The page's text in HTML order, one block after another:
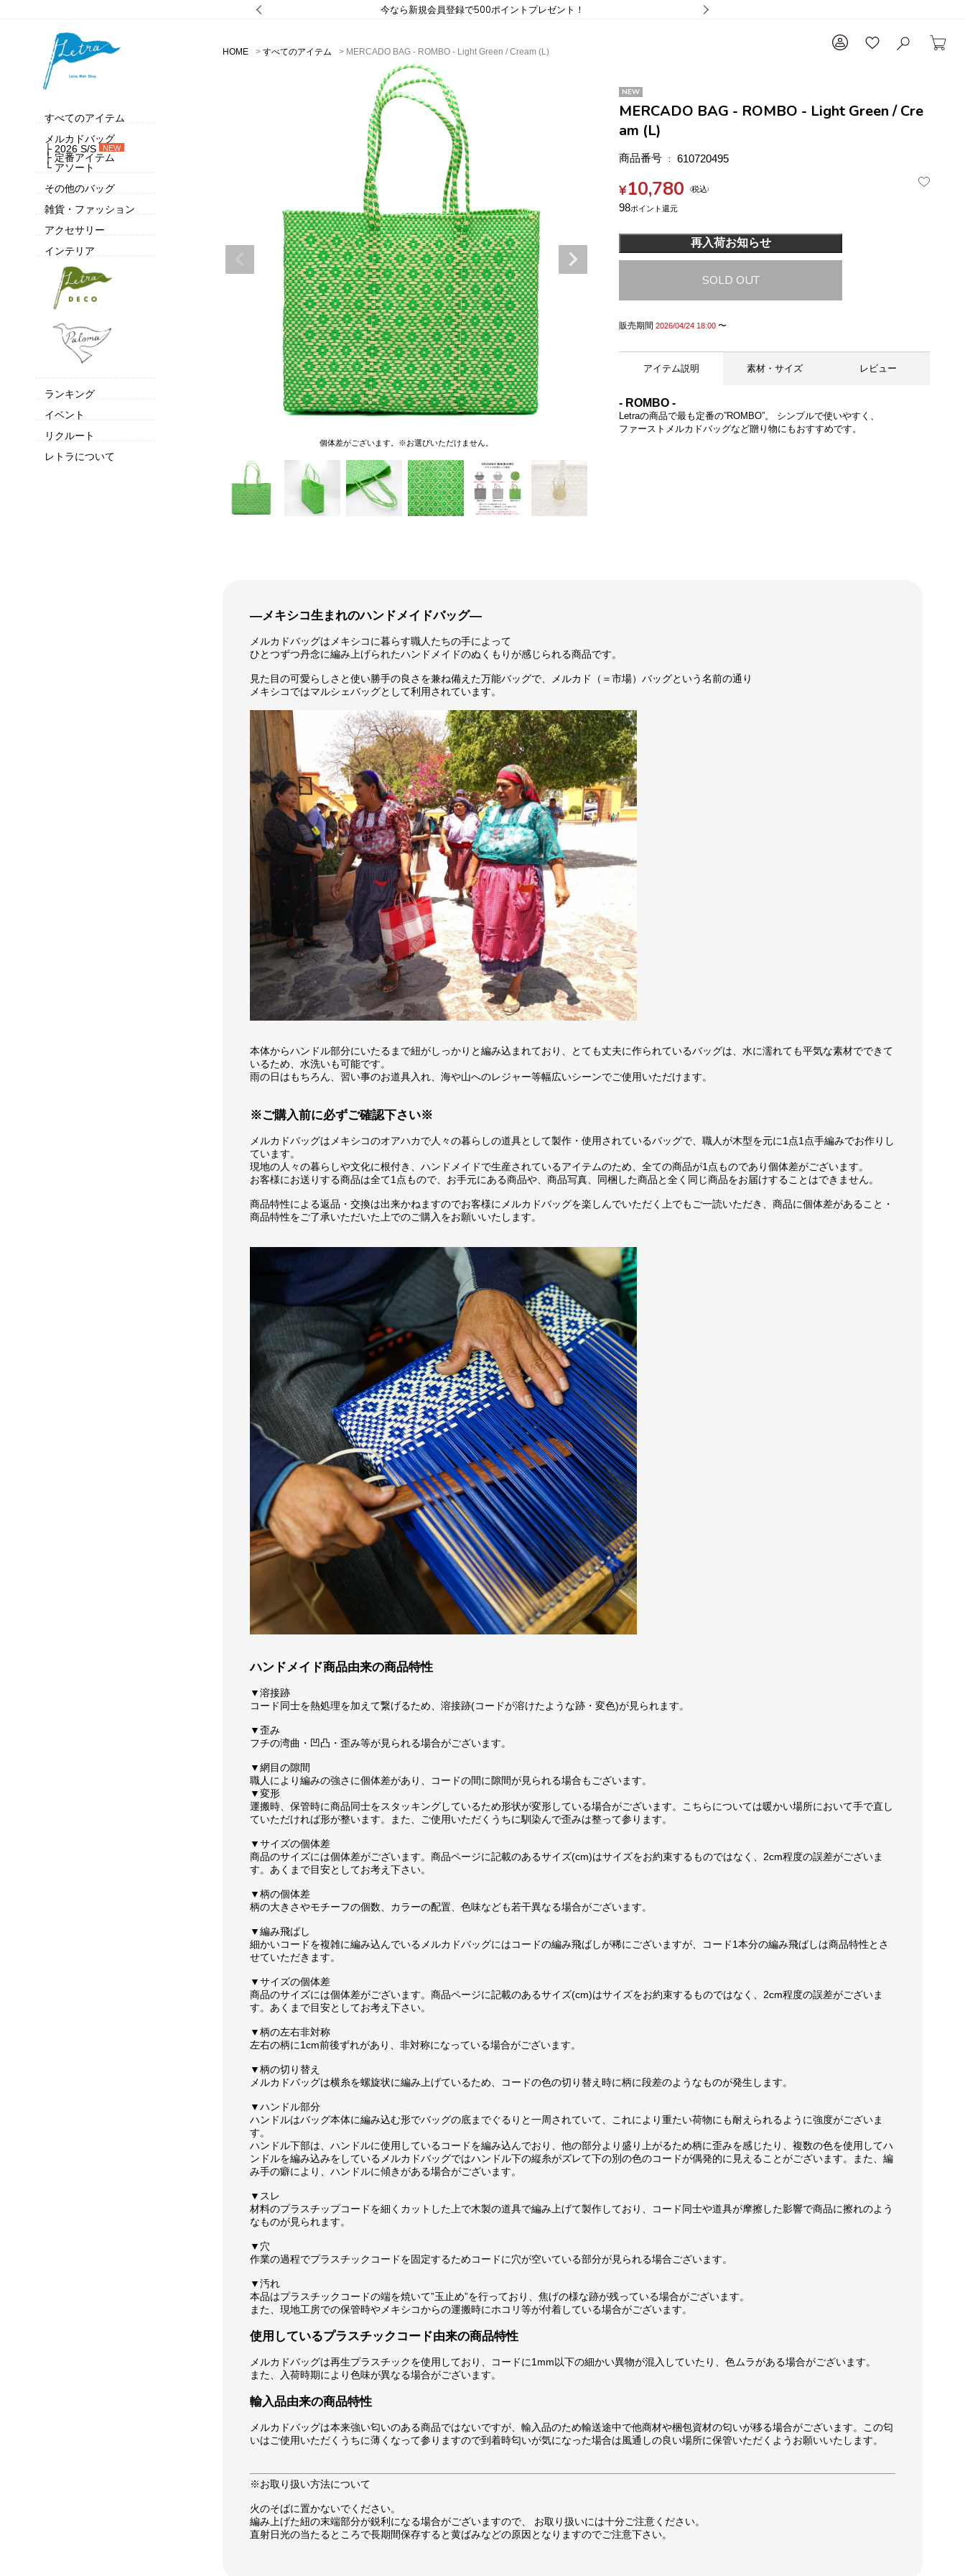
今なら新規会員登録で500ポイントプレゼント！
すべてのアイテム
メルカドバッグ
├ 2026 S/S
NEW
├ 定番アイテム
└ アソート
その他のバッグ
雑貨・ファッション
アクセサリー
インテリア
ランキング
イベント
リクルート
レトラについて
HOME すべてのアイテム MERCADO BAG - ROMBO - Light Green / Cream (L)
個体差がございます。※お選びいただけません。
NEW
MERCADO BAG - ROMBO - Light Green / Cre
am (L)
商品番号 610720495
¥10,780 税込
98
再入荷お知らせ
SOLD OUT
販売期間 2026/04/24 18:00 〜
アイテム説明 素材・サイズ レビュー
- ROMBO -
Letraの商品で最も定番の”ROMBO”。 シンプルで使いやすく、
ファーストメルカドバッグなど贈り物にもおすすめです。
―メキシコ生まれのハンドメイドバッグ―
メルカドバッグはメキシコに暮らす職人たちの手によって
ひとつずつ丹念に編み上げられたハンドメイドのぬくもりが感じられる商品です。
見た目の可愛らしさと使い勝手の良さを兼ね備えた万能バッグで、メルカド（＝市場）バッグという名前の通り
メキシコではマルシェバッグとして利用されています。
本体からハンドル部分にいたるまで紐がしっかりと編み込まれており、とても丈夫に作られているバッグは、水に濡れても平気な素材でできて
いるため、水洗いも可能です。
雨の日はもちろん、習い事のお道具入れ、海や山へのレジャー等幅広いシーンでご使用いただけます。
※ご購入前に必ずご確認下さい※
メルカドバッグはメキシコのオアハカで人々の暮らしの道具として製作・使用されているバッグで、職人が木型を元に1点1点手編みでお作りし
ています。
現地の人々の暮らしや文化に根付き、ハンドメイドで生産されているアイテムのため、全ての商品が1点ものであり個体差がございます。
お客様にお送りする商品は全て1点もので、お手元にある商品や、商品写真、同梱した商品と全く同じ商品をお届けすることはできません。
商品特性による返品・交換は出来かねますのでお客様にメルカドバッグを楽しんでいただく上でもご一読いただき、商品に個体差があること・
商品特性をご了承いただいた上でのご購入をお願いいたします。
ハンドメイド商品由来の商品特性
▼溶接跡
コード同士を熱処理を加えて繋げるため、溶接跡(コードが溶けたような跡・変色)が見られます。
▼歪み
フチの湾曲・凹凸・歪み等が見られる場合がございます。
▼網目の隙間
職人により編みの強さに個体差があり、コードの間に隙間が見られる場合もございます。
▼変形
運搬時、保管時に商品同士をスタッキングしているため形状が変形している場合がございます。こちらについては暖かい場所において手で直し
ていただければ形が整います。また、ご使用いただくうちに馴染んで歪みは整って参ります。
▼サイズの個体差
商品のサイズには個体差がございます。商品ページに記載のあるサイズ(cm)はサイズをお約束するものではなく、2cm程度の誤差がございま
す。あくまで目安としてお考え下さい。
▼柄の個体差
柄の大きさやモチーフの個数、カラーの配置、色味なども若干異なる場合がございます。
▼編み飛ばし
細かいコードを複雑に編み込んでいるメルカドバッグにはコードの編み飛ばしが稀にございますが、コード1本分の編み飛ばしは商品特性とさ
せていただきます。
▼サイズの個体差
商品のサイズには個体差がございます。商品ページに記載のあるサイズ(cm)はサイズをお約束するものではなく、2cm程度の誤差がございま
す。あくまで目安としてお考え下さい。
▼柄の左右非対称
左右の柄に1cm前後ずれがあり、非対称になっている場合がございます。
▼柄の切り替え
メルカドバッグは横糸を螺旋状に編み上げているため、コードの色の切り替え時に柄に段差のようなものが発生します。
▼ハンドル部分
ハンドルはバッグ本体に編み込む形でバッグの底までぐるりと一周されていて、これにより重たい荷物にも耐えられるように強度がございま
す。
ハンドル下部は、ハンドルに使用しているコードを編み込んでおり、他の部分より盛り上がるため柄に歪みを感じたり、複数の色を使用してハ
ンドルを編み込みをしているメルカドバッグではハンドル下の縦糸がズレて下の別の色のコードが偶発的に見えることがございます。また、編
み手の癖により、ハンドルに傾きがある場合がございます。
▼スレ
材料のプラスチップコードを細くカットした上で木製の道具で編み上げて製作しており、コード同士や道具が摩擦した影響で商品に擦れのよう
なものが見られます。
▼穴
作業の過程でプラスチックコードを固定するためコードに穴が空いている部分が見られる場合ございます。
▼汚れ
本品はプラスチックコードの端を焼いて”玉止め”を行っており、焦げの様な跡が残っている場合がございます。
また、現地工房での保管時やメキシコからの運搬時にホコリ等が付着している場合がございます。
使用しているプラスチックコード由来の商品特性
メルカドバッグは再生プラスチックを使用しており、コードに1mm以下の細かい異物が混入していたり、色ムラがある場合がございます。
また、入荷時期により色味が異なる場合がございます。
輸入品由来の商品特性
メルカドバッグは本来強い匂いのある商品ではないですが、輸入品のため輸送途中で他商材や梱包資材の匂いが移る場合がございます。この匂
いはご使用いただくうちに薄くなって参りますので到着時匂いが気になった場合は風通しの良い場所に保管いただくようお願いいたします。
※お取り扱い方法について
火のそばに置かないでください。
編み上げた紐の末端部分が鋭利になる場合がございますので、 お取り扱いには十分ご注意ください。
直射日光の当たるところで長期間保存すると黄ばみなどの原因となりますのでご注意下さい。